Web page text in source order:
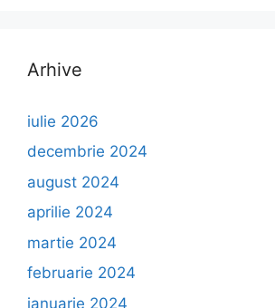
Arhive
iulie 2026
decembrie 2024
august 2024
aprilie 2024
martie 2024
februarie 2024
ianuarie 2024